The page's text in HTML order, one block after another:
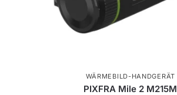
WÄRMEBILD-HANDGERÄT
PIXFRA Mile 2 M215M